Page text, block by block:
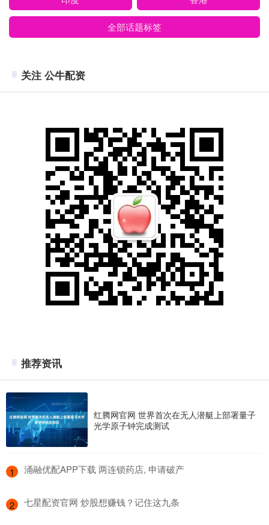
全部话题标签
关注 公牛配资
推荐资讯
红腾网官网 世界首次在无人潜艇上部署量子
光学原子钟完成测试
1 ​涌融优配APP下载 两连锁药店, 申请破产
2 ​七星配资官网 炒股想赚钱？记住这九条